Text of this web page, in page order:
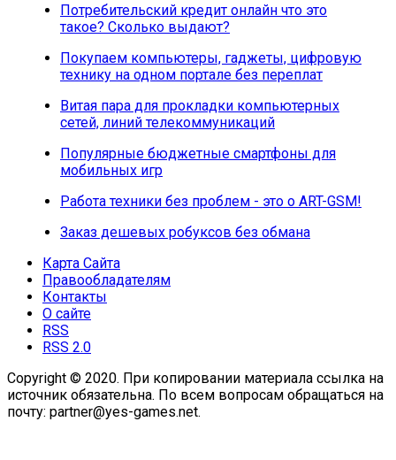
Потребительский кредит онлайн что это
такое? Сколько выдают?
Покупаем компьютеры, гаджеты, цифровую
технику на одном портале без переплат
Витая пара для прокладки компьютерных
сетей, линий телекоммуникаций
Популярные бюджетные смартфоны для
мобильных игр
Работа техники без проблем - это о ART-GSM!
Заказ дешевых робуксов без обмана
Карта Сайта
Правообладателям
Контакты
О сайте
RSS
RSS 2.0
Copyright © 2020. При копировании материала ссылка на
источник обязательна. По всем вопросам обращаться на
почту: partner@yes-games.net.